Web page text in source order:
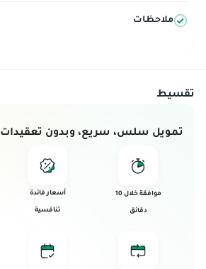
ملاحظات
تقسيط
تمويل سلس، سريع، وبدون تعقيدات!
موافقة خلال 10
دقائق
أسعار فائدة
تنافسية